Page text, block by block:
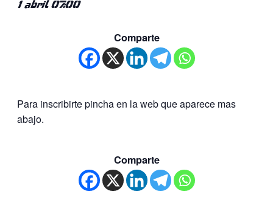
1 abril 07:00
Comparte
Para inscribirte pincha en la web que aparece mas
abajo.
Comparte